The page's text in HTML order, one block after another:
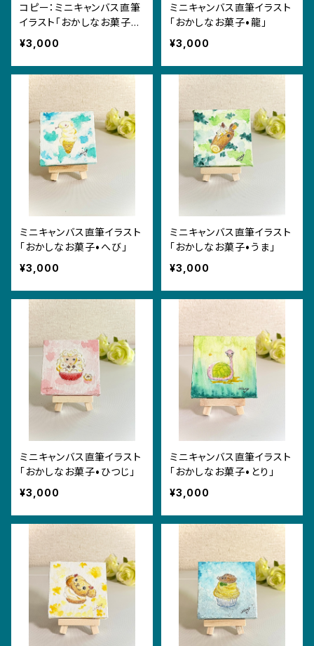
コピー：ミニキャンバス直筆
イラスト「おかしなお菓子•
うさぎ」
¥3,000
ミニキャンバス直筆イラスト
「おかしなお菓子•龍」
¥3,000
ミニキャンバス直筆イラスト
「おかしなお菓子•へび」
¥3,000
ミニキャンバス直筆イラスト
「おかしなお菓子•うま」
¥3,000
ミニキャンバス直筆イラスト
「おかしなお菓子•ひつじ」
¥3,000
ミニキャンバス直筆イラスト
「おかしなお菓子•とり」
¥3,000